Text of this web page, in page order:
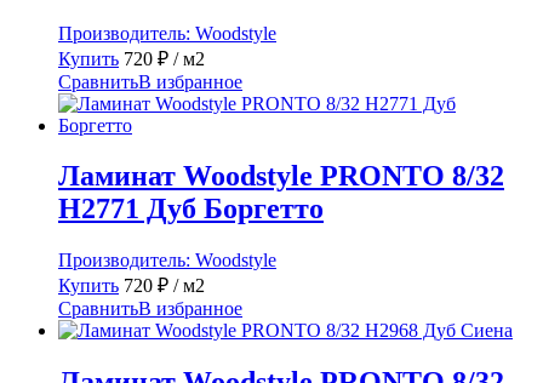
Производитель: Woodstyle
Купить 720 ₽ / м2
СравнитьВ избранное
Ламинат Woodstyle PRONTO 8/32
H2771 Дуб Боргетто
Производитель: Woodstyle
Купить 720 ₽ / м2
СравнитьВ избранное